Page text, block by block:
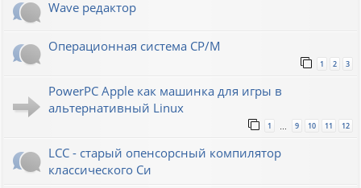
Wave редактор
Операционная система CP/M
1 2 3
PowerPC Apple как машинка для игры в
альтернативный Linux
1 … 9 10 11 12
LCC - старый опенсорсный компилятор
классического Си